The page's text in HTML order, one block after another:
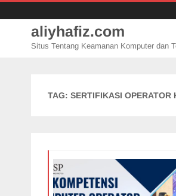
aliyhafiz.com
Situs Tentang Keamanan Komputer dan
TAG: SERTIFIKASI OPERATOR